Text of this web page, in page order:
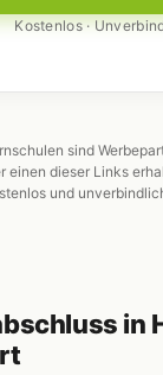
Kostenlos ·
sind
einen dieser Links
und
in